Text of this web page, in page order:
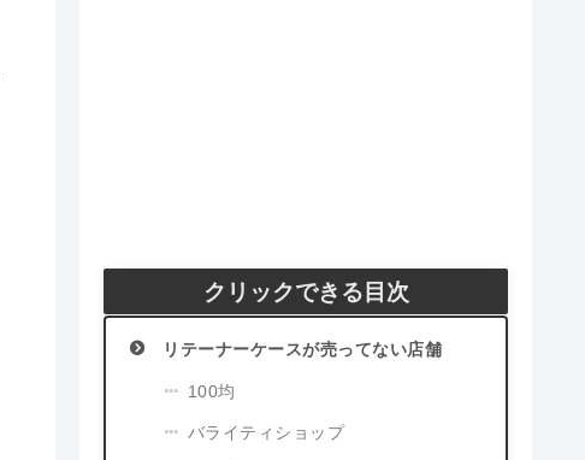
クリックできる目次
リテーナーケースが売ってない店舗
100均
バライティショップ